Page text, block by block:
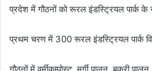
प्रदेश में गौठनों को रूरल इंडस्ट्रियल पार्क के
प्रथम चरण में 300 रूरल इंडस्ट्रियल पार्क